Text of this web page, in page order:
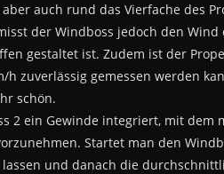
auch rund das Vierfache des
der Windboss jedoch den
gestaltet ist. Zudem ist der
h zuverlässig gemessen werden
schön.
2 ein Gewinde integriert, mit dem
Startet man den
und danach die